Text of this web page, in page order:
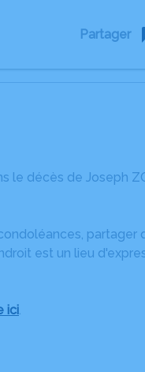
Partager
le décès de Joseph
est un lieu
ici.